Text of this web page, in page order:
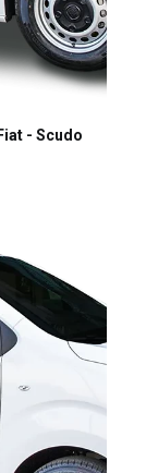
- Scudo